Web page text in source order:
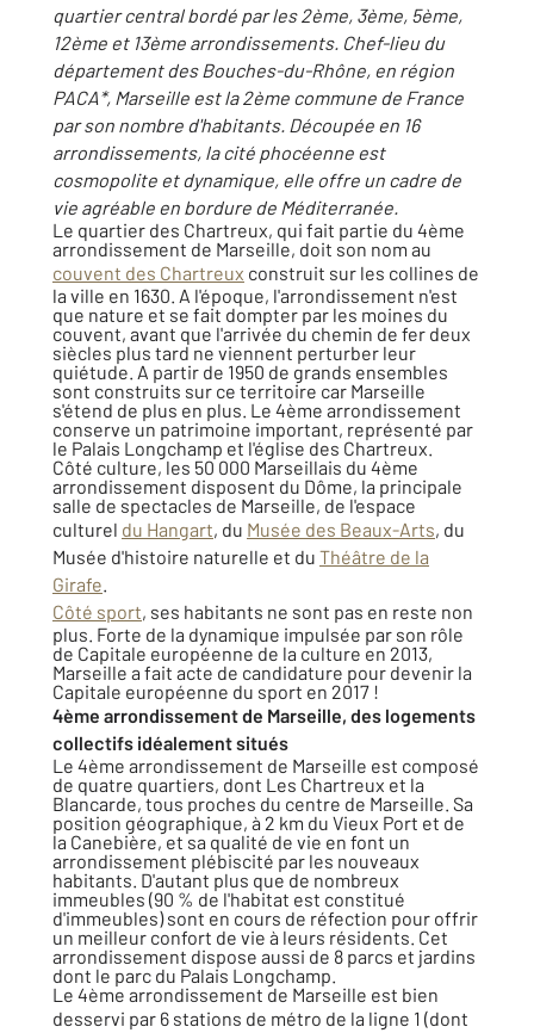
quartier central bordé par les 2ème, 3ème, 5ème,
12ème et 13ème arrondissements. Chef-lieu du
département des Bouches-du-Rhône, en région
PACA*, Marseille est la 2ème commune de France
par son nombre d'habitants. Découpée en 16
arrondissements, la cité phocéenne est
cosmopolite et dynamique, elle offre un cadre de
vie agréable en bordure de Méditerranée.
Le quartier des Chartreux, qui fait partie du 4ème
arrondissement de Marseille, doit son nom au
couvent des Chartreux construit sur les collines de
la ville en 1630. A l'époque, l'arrondissement n'est
que nature et se fait dompter par les moines du
couvent, avant que l'arrivée du chemin de fer deux
siècles plus tard ne viennent perturber leur
quiétude. A partir de 1950 de grands ensembles
sont construits sur ce territoire car Marseille
s'étend de plus en plus. Le 4ème arrondissement
conserve un patrimoine important, représenté par
le Palais Longchamp et l'église des Chartreux.
Côté culture, les 50 000 Marseillais du 4ème
arrondissement disposent du Dôme, la principale
salle de spectacles de Marseille, de l'espace
culturel du Hangart, du Musée des Beaux-Arts, du
Musée d'histoire naturelle et du Théâtre de la
Girafe.
Côté sport, ses habitants ne sont pas en reste non
plus. Forte de la dynamique impulsée par son rôle
de Capitale européenne de la culture en 2013,
Marseille a fait acte de candidature pour devenir la
Capitale européenne du sport en 2017 !
4ème arrondissement de Marseille, des logements
collectifs idéalement situés
Le 4ème arrondissement de Marseille est composé
de quatre quartiers, dont Les Chartreux et la
Blancarde, tous proches du centre de Marseille. Sa
position géographique, à 2 km du Vieux Port et de
la Canebière, et sa qualité de vie en font un
arrondissement plébiscité par les nouveaux
habitants. D'autant plus que de nombreux
immeubles (90 % de l'habitat est constitué
d'immeubles) sont en cours de réfection pour offrir
un meilleur confort de vie à leurs résidents. Cet
arrondissement dispose aussi de 8 parcs et jardins
dont le parc du Palais Longchamp.
Le 4ème arrondissement de Marseille est bien
desservi par 6 stations de métro de la ligne 1 (dont